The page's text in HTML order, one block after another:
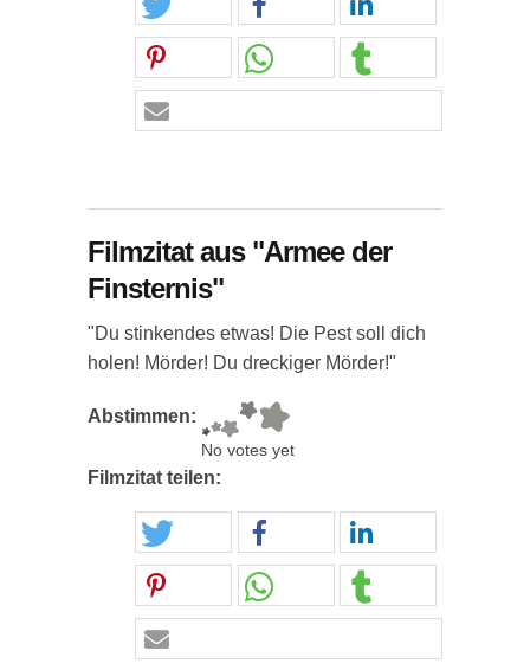
Filmzitat aus "Armee der
Finsternis"
"Du stinkendes etwas! Die Pest soll dich
holen! Mörder! Du dreckiger Mörder!"
Abstimmen:
No votes yet
Filmzitat teilen: